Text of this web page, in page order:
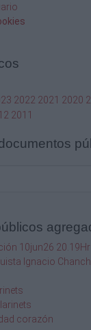
2022 2021 2020
2011
10jun26 20.19Hr
Ignacio
corazón